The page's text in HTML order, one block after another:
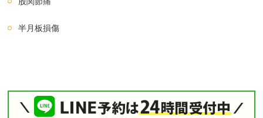
半月板損傷